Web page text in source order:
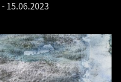
- 15.06.2023